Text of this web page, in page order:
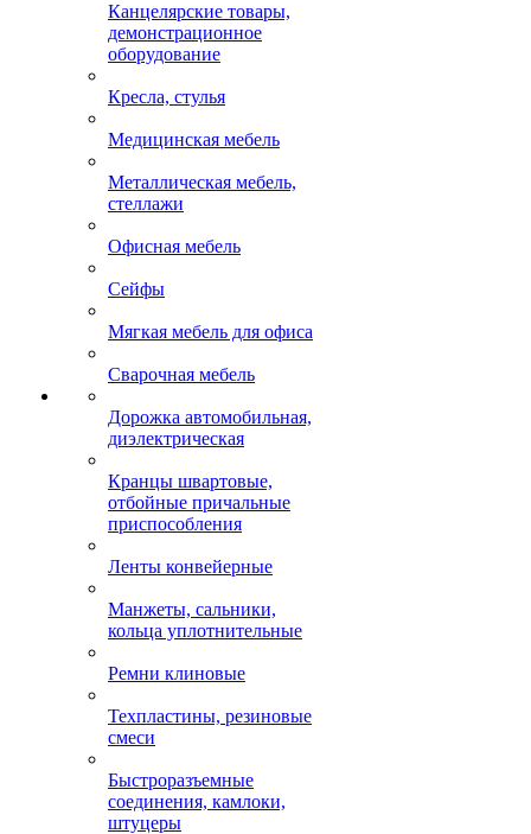
Канцелярские товары,
демонстрационное
оборудование
Кресла, стулья
Медицинская мебель
Металлическая мебель,
стеллажи
Офисная мебель
Сейфы
Мягкая мебель для офиса
Сварочная мебель
Дорожка автомобильная,
диэлектрическая
Кранцы швартовые,
отбойные причальные
приспособления
Ленты конвейерные
Манжеты, сальники,
кольца уплотнительные
Ремни клиновые
Техпластины, резиновые
смеси
Быстроразъемные
соединения, камлоки,
штуцеры